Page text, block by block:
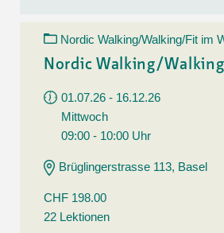
Nordic Walking/Walking/Fit im
Nordic Walking/Walking
01.07.26 - 16.12.26
Mittwoch
09:00 - 10:00 Uhr
Brüglingerstrasse 113, Basel
CHF 198.00
22 Lektionen